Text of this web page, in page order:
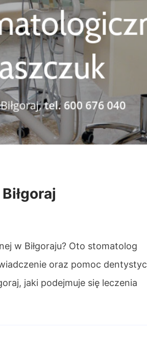
w Biłgoraju? Oto stomatolog
oraz pomoc
jaki podejmuje się leczenia